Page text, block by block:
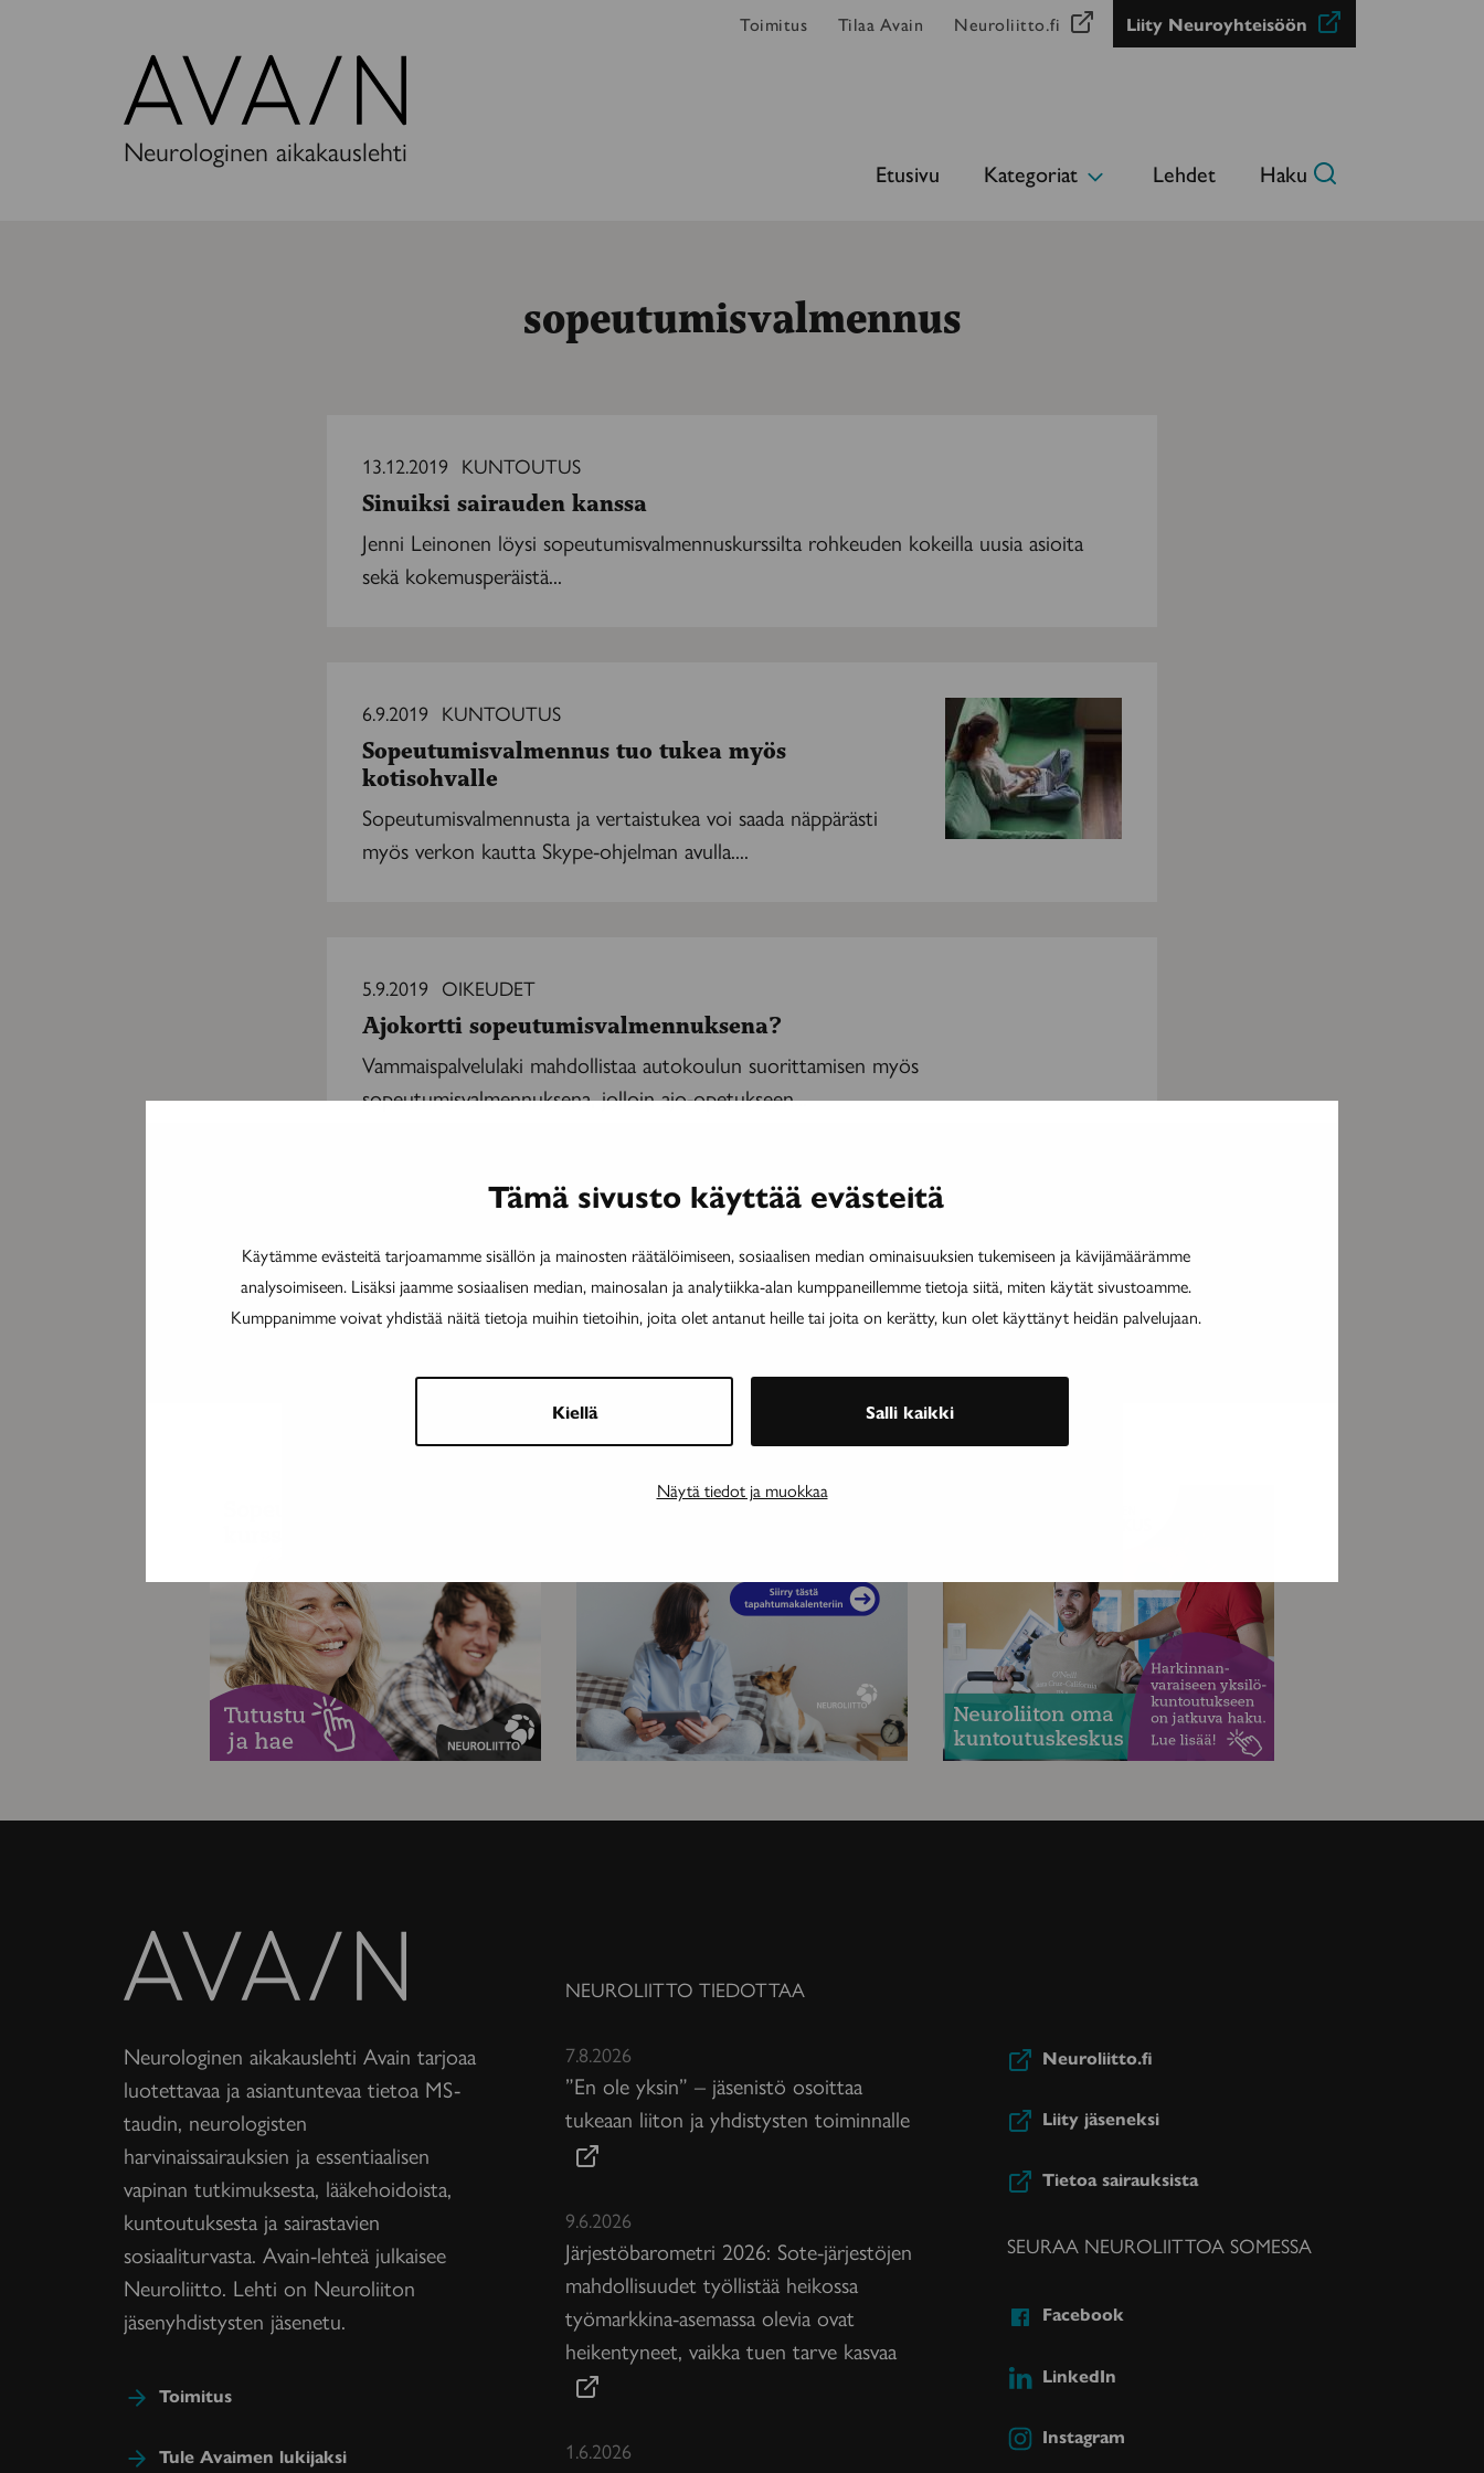
Tämä sivusto käyttää evästeitä
Käytämme evästeitä tarjoamamme sisällön ja mainosten räätälöimiseen, sosiaalisen median ominaisuuksien tukemiseen ja kävijämäärämme
analysoimiseen. Lisäksi jaamme sosiaalisen median, mainosalan ja analytiikka-alan kumppaneillemme tietoja siitä, miten käytät sivustoamme.
Kumppanimme voivat yhdistää näitä tietoja muihin tietoihin, joita olet antanut heille tai joita on kerätty, kun olet käyttänyt heidän palvelujaan.
Kiellä Salli kaikki
Näytä tiedot ja muokkaa
lehti
Neurologinen aikakauslehti
Toimitus Tilaa Avain Neuroliitto.fi Liity Neuroyhteisöön
Etusivu
Kategoriat
Lehdet Haku
sopeutumisvalmennus
sairauden
kanssa
13.12.2019 KUNTOUTUS
Sinuiksi sairauden kanssa
Jenni Leinonen löysi sopeutumisvalmennuskurssilta rohkeuden kokeilla uusia asioita
sekä kokemusperäistä...
tukea
myös
kotisohvalle
6.9.2019 KUNTOUTUS
Sopeutumisvalmennus tuo tukea myös
kotisohvalle
Sopeutumisvalmennusta ja vertaistukea voi saada näppärästi
myös verkon kautta Skype-ohjelman avulla....
sopeutumis­
valmennuksena?
5.9.2019 OIKEUDET
Ajokortti sopeutumis­valmennuksena?
Vammaispalvelulaki mahdollistaa autokoulun suorittamisen myös
sopeutumisvalmennuksena, jolloin ajo-opetukseen...
tietää,
etten
ole
ainoa”
”On tärkeä tietää, etten ole ainoa”
Sopeutumisvalmennuksen tarkoituksena on tarjota osallistujille
lehti
Neurologinen aikakauslehti Avain tarjoaa
luotettavaa ja asiantuntevaa tietoa MS-
taudin, neurologisten
harvinaissairauksien ja essentiaalisen
vapinan tutkimuksesta, lääkehoidoista,
kuntoutuksesta ja sairastavien
sosiaaliturvasta. Avain-lehteä julkaisee
Neuroliitto. Lehti on Neuroliiton
jäsenyhdistysten jäsenetu.
Toimitus
Tule Avaimen lukijaksi
NEUROLIITTO TIEDOTTAA
7.8.2026
”En ole yksin” – jäsenistö osoittaa
tukeaan liiton ja yhdistysten toiminnalle
9.6.2026
Järjestöbarometri 2026: Sote-järjestöjen
mahdollisuudet työllistää heikossa
työmarkkina-asemassa olevia ovat
heikentyneet, vaikka tuen tarve kasvaa
1.6.2026
Neuroliitto.fi
Liity jäseneksi
Tietoa sairauksista
SEURAA NEUROLIITTOA SOMESSA
Facebook
LinkedIn
Instagram